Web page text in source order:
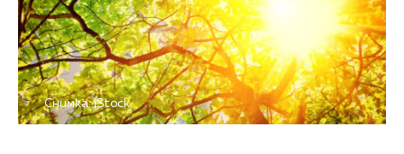
Снимка: iStock